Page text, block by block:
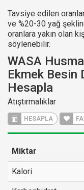
Tavsiye edilen
ve %20-30 yağ
oranlara yakın olan
söylenebilir.
WASA
Ekmek Besin
Hesapla
Atıştırmalıklar
HESAPLA
Miktar
Kalori